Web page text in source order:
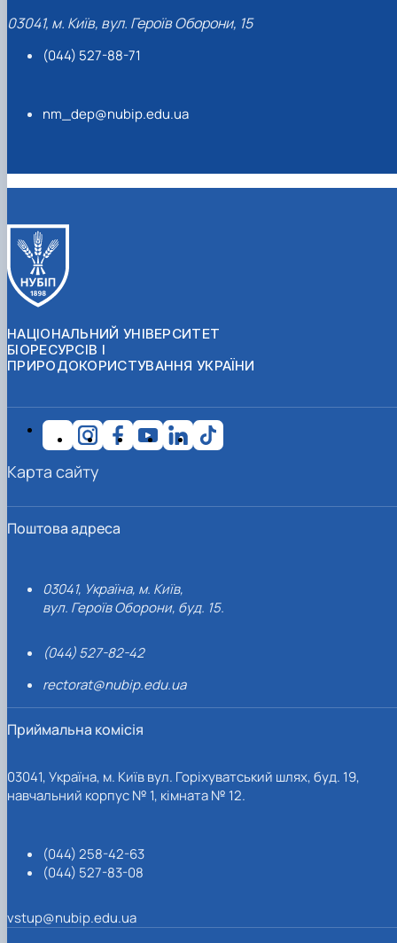
03041, м. Київ, вул. Героїв Оборони, 15
(044) 527-88-71
nm_dep@nubip.edu.ua
НАЦІОНАЛЬНИЙ УНІВЕРСИТЕТ
БІОРЕСУРСІВ І
ПРИРОДОКОРИСТУВАННЯ УКРАЇНИ
Поштова адреса
03041, Україна, м. Київ,
вул. Героїв Оборони, буд. 15.
(044) 527-82-42
rectorat@nubip.edu.ua
Приймальна комісія
03041, Україна, м. Київ вул. Горіхуватський шлях, буд. 19,
навчальний корпус № 1, кімната № 12.
(044) 258-42-63
(044) 527-83-08
vstup@nubip.edu.ua
Карта сайту